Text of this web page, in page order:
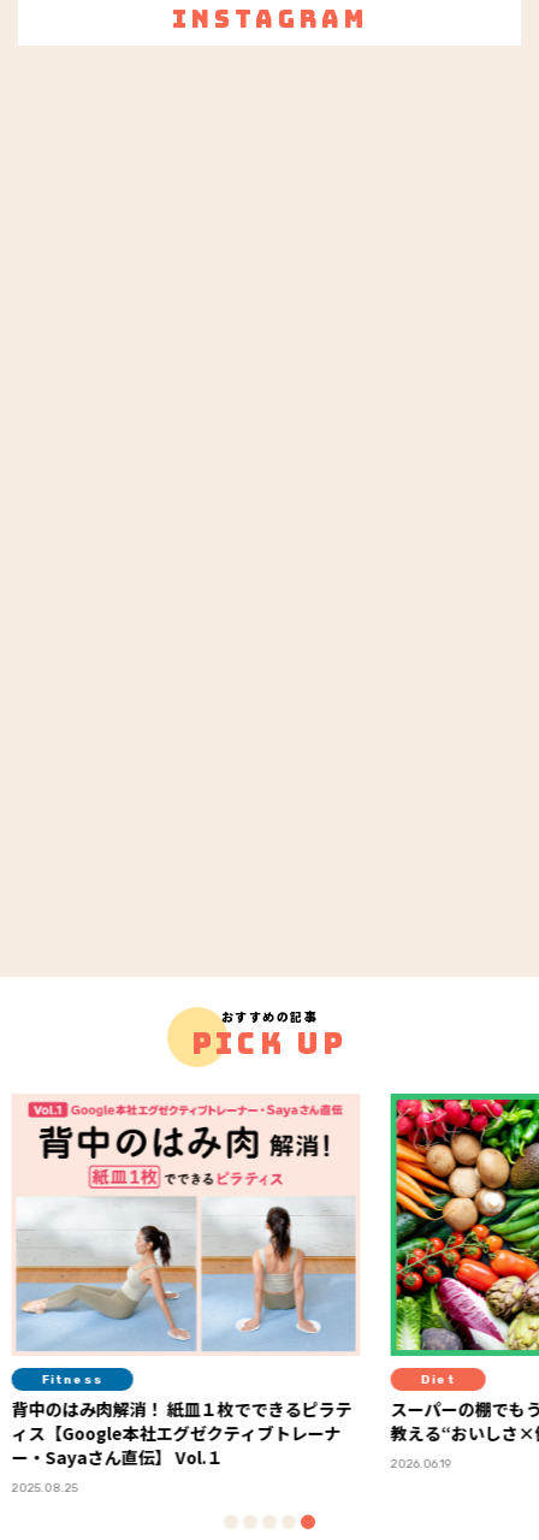
Instagram
おすすめの記事
PICK UP
ピラテ
ーナ
Diet
スーパーの棚でもう迷わない！ 管理栄養士が
教える“おいしさ×健康コスパ”食材の選び方
2026.06.19
迷い、
語る「